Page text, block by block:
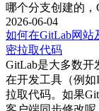
三、gitlab代码扫
GitLab的代码扫描
1. 集成化平台：
额外安装和配置
哪个分支创建的，
2026-06-04
如何在GitLab网站
密拉取代码
GitLab是大多数
在开发工具（例
拉取代码。如果